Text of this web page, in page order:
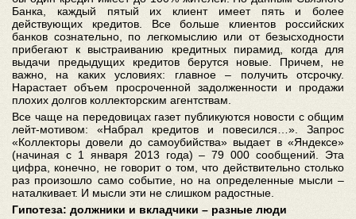
Банка, каждый пятый их клиент имеет пять и более
действующих кредитов. Все больше клиентов российских
банков сознательно, по легкомыслию или от безысходности
прибегают к выстраиванию кредитных пирамид, когда для
выдачи предыдущих кредитов берутся новые. Причем, не
важно, на каких условиях: главное – получить отсрочку.
Нарастает объем просроченной задолженности и продажи
плохих долгов коллекторским агентствам.
Все чаще на передовицах газет публикуются новости с общим
лейт-мотивом: «Набрал кредитов и повесился…». Запрос
«Коллекторы довели до самоубийства» выдает в «Яндексе»
(начиная с 1 января 2013 года) – 79 000 сообщений. Эта
цифра, конечно, не говорит о том, что действительно столько
раз произошло само событие, но на определенные мысли –
наталкивает. И мысли эти не слишком радостные.
Гипотеза: должники и вкладчики – разные люди